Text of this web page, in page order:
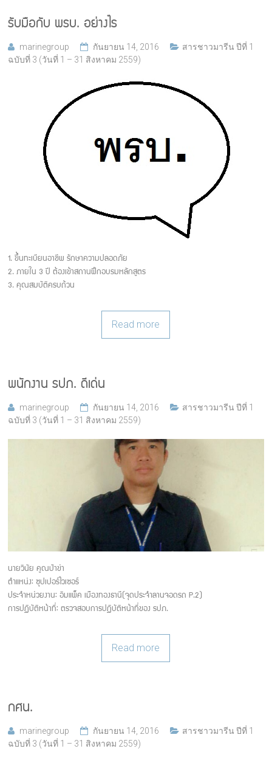
รับมือกับ พรบ. อย่างไร
marinegroup กันยายน 14, 2016
สารชาวมารีน ปีที่ 1
ฉบับที่ 3 (วันที่ 1 – 31 สิงหาคม 2559)
1. ขึ้นทะเบียนอาชีพ รักษาความปลอดภัย
2. ภายใน 3 ปี ต้องเข้าสถานฝึกอบรมหลักสูตร
3. คุณสมบัติครบถ้วน
Read more
พนักงาน รปภ. ดีเด่น
marinegroup กันยายน 14, 2016
สารชาวมารีน ปีที่ 1
ฉบับที่ 3 (วันที่ 1 – 31 สิงหาคม 2559)
นายวินัย คูณป่าข่า
ตำแหน่ง: ซุปเปอร์ไวเซอร์
ประจำหน่วยงาน: อิมแพ็ค เมืองทองธานี(จุดประจำลานจอดรถ P.2)
การปฏิบัติหน้าที่: ตรวจสอบการปฏิบัติหน้าที่ของ รปภ.
Read more
กศน.
marinegroup กันยายน 14, 2016
สารชาวมารีน ปีที่ 1
ฉบับที่ 3 (วันที่ 1 – 31 สิงหาคม 2559)